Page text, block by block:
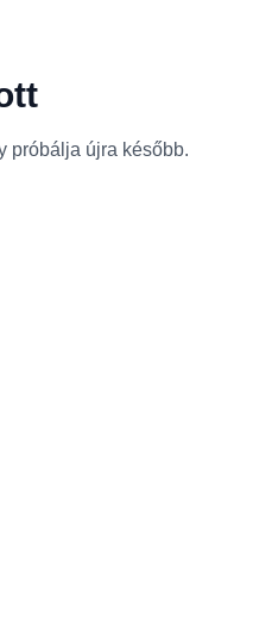
próbálja újra később.